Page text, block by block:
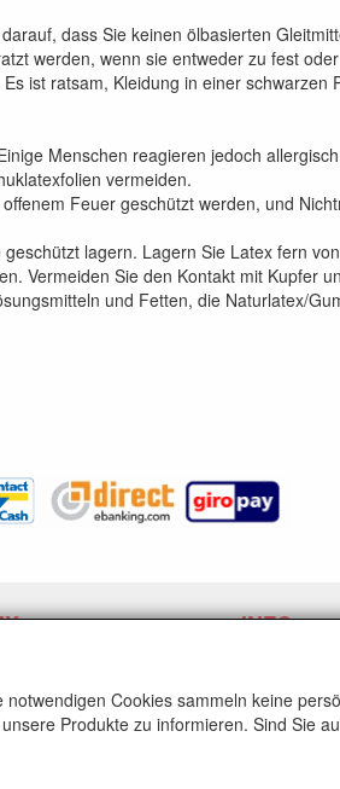
dass Sie keinen ölbasierten
werden, wenn sie entweder zu fest
ist ratsam, Kleidung in einer schwarzen
Menschen reagieren jedoch
vermeiden.
Feuer geschützt werden, und
lagern. Lagern Sie Latex fern
Vermeiden Sie den Kontakt mit Kupfer
und Fetten, die Naturlatex/
INFO
Privacy
Disclaimer
Cookies sammeln keine
Produkte zu informieren. Sind Sie